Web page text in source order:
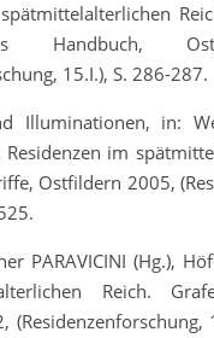
Handbuch,
15.I.), S. 286-287.
Illuminationen, in:
im
Ostfildern 2005,
PARAVICINI (Hg.),
Reich.
(Residenzenforschung,